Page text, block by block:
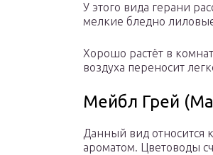
У этого вида герани
мелкие бледно
Хорошо растёт в
воздуха переносит
Мейбл Грей
Данный вид относится
ароматом. Цветоводы